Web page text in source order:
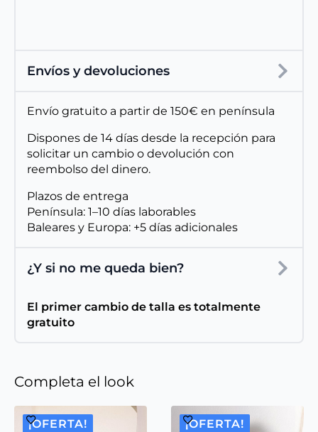
Envíos y devoluciones
Envío gratuito a partir de 150€ en península
Dispones de 14 días desde la recepción para
solicitar un cambio o devolución con
reembolso del dinero.
Plazos de entrega
Península: 1–10 días laborables
Baleares y Europa: +5 días adicionales
¿Y si no me queda bien?
El primer cambio de talla es totalmente
gratuito
Completa el look
¡OFERTA! ¡OFERTA!